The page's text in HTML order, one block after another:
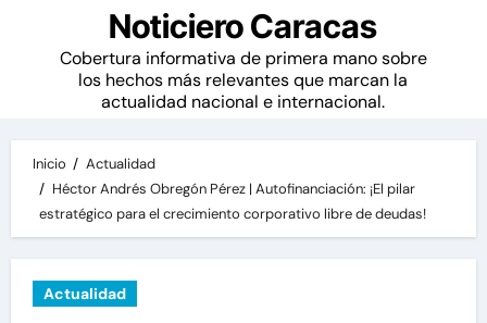
Noticiero Caracas
Cobertura informativa de primera mano sobre
los hechos más relevantes que marcan la
actualidad nacional e internacional.
Inicio
Actualidad
Héctor Andrés Obregón Pérez | Autofinanciación: ¡El pilar
estratégico para el crecimiento corporativo libre de deudas!
Actualidad